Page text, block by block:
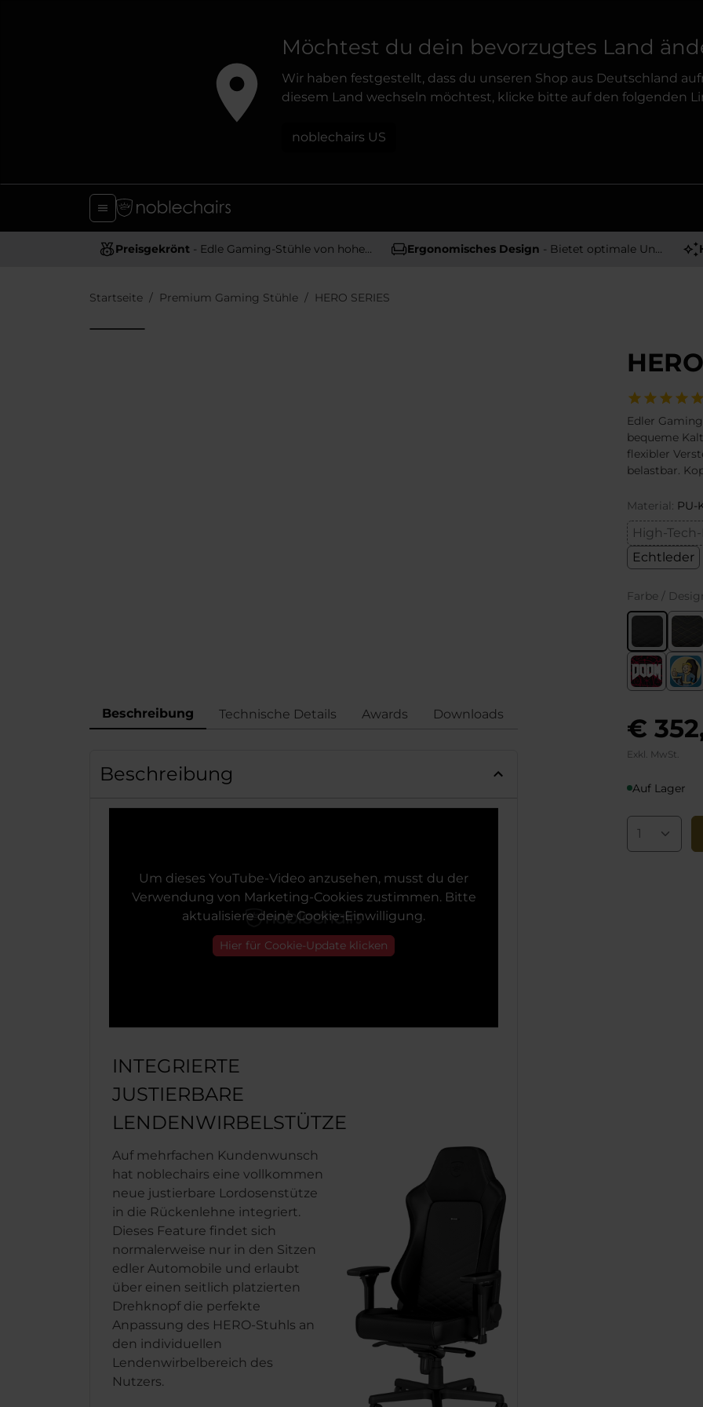
Möchtest du dein bevorzugtes Land
Wir haben festgestellt, dass du unseren Shop aus Deutschland
diesem Land wechseln möchtest, klicke bitte auf den folgenden
noblechairs US
Preisgekrönt - Edle Gaming-Stühle von hoher Qualität Ergonomisches Design - Bietet optimale Unterstützung und Komfort
Startseite Premium Gaming Stühle HERO SERIES
Edler
bequeme
flexibler
belastbar.
Material: PU-
High-
Echtleder
Farbe /
€
Auf Lager
Exkl. MwSt.
Beschreibung Technische Details Awards Downloads
Beschreibung
Um dieses YouTube-Video anzusehen, musst du der
Verwendung von Marketing-Cookies zustimmen. Bitte
aktualisiere deine Cookie-Einwilligung.
Hier für Cookie-Update klicken
INTEGRIERTE
JUSTIERBARE
LENDENWIRBELSTÜTZE
Auf mehrfachen Kundenwunsch
hat noblechairs eine vollkommen
neue justierbare Lordosenstütze
in die Rückenlehne integriert.
Dieses Feature findet sich
normalerweise nur in den Sitzen
edler Automobile und erlaubt
über einen seitlich platzierten
Drehknopf die perfekte
Anpassung des HERO-Stuhls an
den individuellen
Lendenwirbelbereich des
Nutzers.